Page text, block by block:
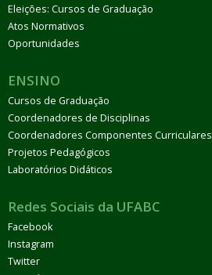
Eleições: Cursos de Graduação
Atos Normativos
Oportunidades
ENSINO
Cursos de Graduação
Coordenadores de Disciplinas
Coordenadores Componentes Curriculares
Projetos Pedagógicos
Laboratórios Didáticos
Redes Sociais da UFABC
Facebook
Instagram
Twitter